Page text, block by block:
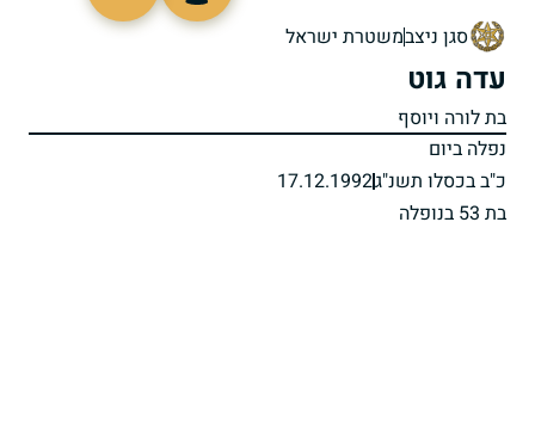
סגן ניצבמשטרת ישראל
עדה גוט
בת לורה ויוסף
נפלה ביום
כ"ב בכסלו תשנ"ג17.12.1992
בת 53 בנופלה